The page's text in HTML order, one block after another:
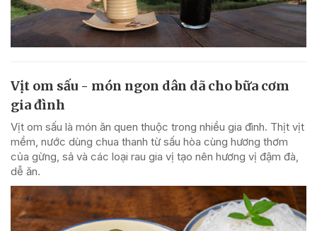
Vịt om sấu - món ngon dân dã cho bữa cơm
gia đình
Vịt om sấu là món ăn quen thuộc trong nhiều gia đình. Thịt vịt
mềm, nước dùng chua thanh từ sấu hòa cùng hương thơm
của gừng, sả và các loại rau gia vị tạo nên hương vị đậm đà,
dễ ăn.